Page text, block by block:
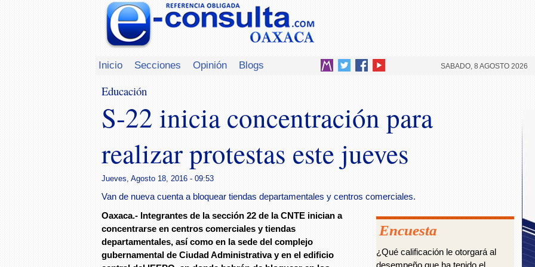
Inicio Secciones Opinión Blogs SABADO, 8 AGOSTO 2026
Educación
S-22 inicia concentración para
realizar protestas este jueves
Jueves, Agosto 18, 2016 - 09:53
Van de nueva cuenta a bloquear tiendas departamentales y centros comerciales.
Oaxaca.- Integrantes de la sección 22 de la CNTE inician a
concentrarse en centros comerciales y tiendas
departamentales, así como en la sede del complejo
gubernamental de Ciudad Administrativa y en el edificio
Encuesta
¿Qué calificación le otorgará al
desempeño que ha tenido el